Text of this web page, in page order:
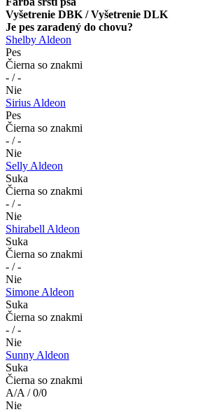
Vyšetrenie DBK / Vyšetrenie DLK
Je pes zaradený do chovu?
Shelby Aldeon
Pes
Čierna so znakmi
- / -
Nie
Sirius Aldeon
Pes
Čierna so znakmi
- / -
Nie
Selly Aldeon
Suka
Čierna so znakmi
- / -
Nie
Shirabell Aldeon
Suka
Čierna so znakmi
- / -
Nie
Simone Aldeon
Suka
Čierna so znakmi
- / -
Nie
Sunny Aldeon
Suka
Čierna so znakmi
A/A / 0/0
Nie